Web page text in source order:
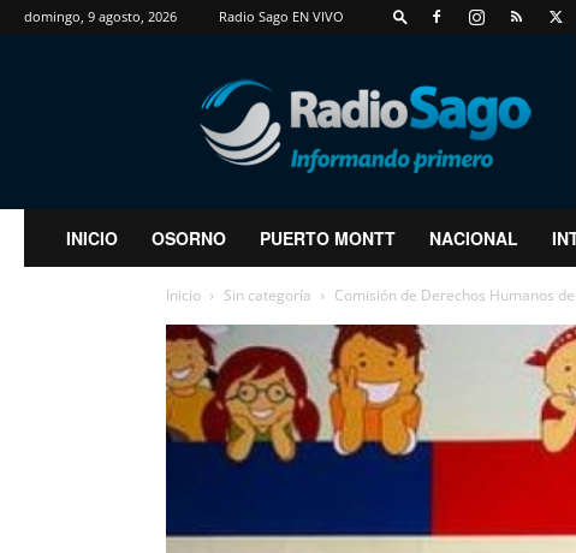
domingo, 9 agosto, 2026 Radio Sago EN VIVO
RadioSago
INICIO OSORNO PUERTO MONTT NACIONAL
Inicio Sin categoría Comisión de Derechos Humanos